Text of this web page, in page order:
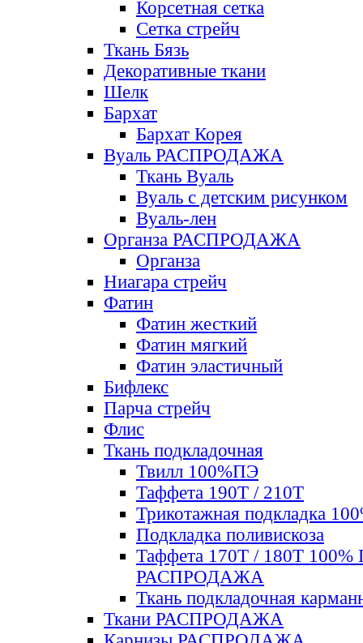
Корсетная сетка
Сетка стрейч
Ткань Бязь
Декоративные ткани
Шелк
Бархат
Бархат Корея
Вуаль РАСПРОДАЖА
Ткань Вуаль
Вуаль с детским рисунком
Вуаль-лен
Органза РАСПРОДАЖА
Органза
Ниагара стрейч
Фатин
Фатин жесткий
Фатин мягкий
Фатин элаcтичный
Бифлекс
Парча стрейч
Флис
Ткань подкладочная
Твилл 100%ПЭ
Таффета 190Т / 210Т
Трикотажная подкладка
Подкладка поливискоза
Таффета 170Т / 180Т 100%
РАСПРОДАЖА
Ткань подкладочная
Ткани РАСПРОДАЖА